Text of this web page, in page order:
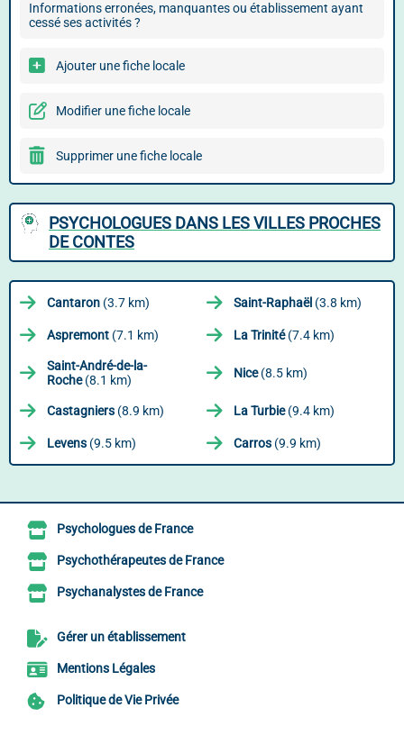
Informations erronées, manquantes ou établissement ayant
cessé ses activités ?
Ajouter une fiche locale
Modifier une fiche locale
Supprimer une fiche locale
PSYCHOLOGUES DANS LES VILLES PROCHES
DE CONTES
Cantaron (3.7 km) Saint-Raphaël (3.8 km)
Aspremont (7.1 km) La Trinité(7.4 km)
Saint-André-de-la-
Roche(8.1 km) Nice(8.5 km)
Castagniers (8.9 km) La Turbie(9.4 km)
Levens (9.5 km) Carros (9.9 km)
Psychologues de France
Psychothérapeutes de France
Psychanalystes de France
Gérer un établissement
Mentions Légales
Politique de Vie Privée